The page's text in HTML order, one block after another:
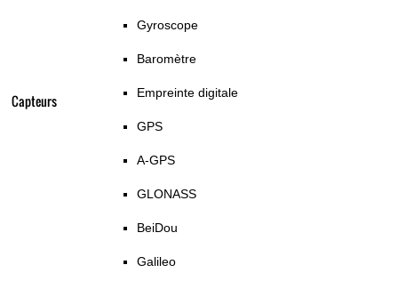
Capteurs
Gyroscope
Baromètre
Empreinte digitale
GPS
A-GPS
GLONASS
BeiDou
Galileo